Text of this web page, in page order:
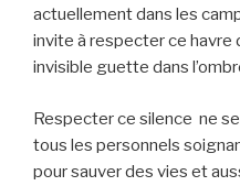
actuellement dans les
invite à respecter ce havre
invisible guette dans
Respecter ce silence ne
tous les personnels
pour sauver des vies et